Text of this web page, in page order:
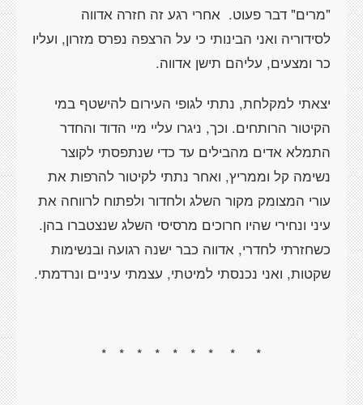
"מרים" דבר פעוט. אחרי רגע זה חזרה אדווה
לסידוריה ואני הבינותי כי על הרצפה נפרס מזרון, ועליו
כר ומצעים, עליהם תישן אדווה.
יצאתי למקלחת, נתתי לגופי העירום להישטף במי
הקיטור הרותחים. וכך, ניגרו עליי מיי הדוד והחדר
התמלא אדים מהבילים עד כדי שנתפסתי לקוצר
נשימה קל וממריץ, ואחר נתתי לקיטור להרפות את
עורי המצומק מקור השלג ולחדור ולפתוח לרווחה את
עיני ונחירי שהיו חרוכים מרסיסי השלג שנצטברו בהן.
כשחזרתי לחדרי, אדווה כבר ישנה רגועה ובנשימות
שקטות, ואני נכנסתי למיטתי, עצמתי עיניים ונרדמתי.
*
*
*
*
*
*
*
*
*